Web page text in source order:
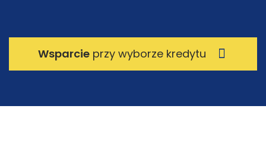
Wsparcie przy wyborze kredytu